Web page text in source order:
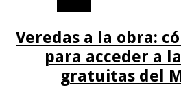
Veredas a la obra:
para acceder a
gratuitas del